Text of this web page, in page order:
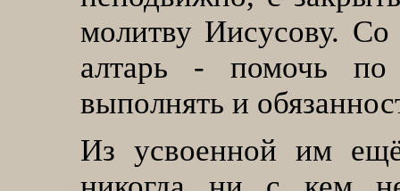
молитву Иисусову. Со
алтарь - помочь
выполнять и
Из усвоенной им